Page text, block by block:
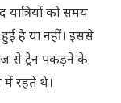
यात्रियों को समय
है या नहीं। इससे
से ट्रेन पकड़ने के
रहते थे।